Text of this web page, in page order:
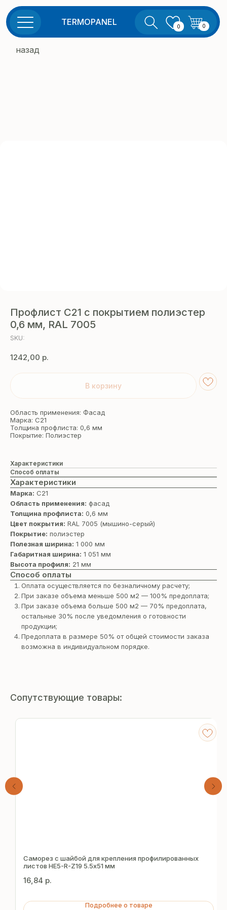
0
TERMOPANEL
назад
Профлист С21 с покрытием полиэстер
0,6 мм, RAL 7005
SKU:
1242,00 р.
В корзину
Область применения: Фасад
Марка: С21
Толщина профлиста: 0,6 мм
Покрытие: Полиэстер
Характеристики
Способ оплаты
Характеристики
Марка: С21
Область применения: фасад
Толщина профлиста: 0,6 мм
Цвет покрытия: RAL 7005 (мышино-серый)
Покрытие: полиэстер
Полезная ширина: 1 000 мм
Габаритная ширина: 1 051 мм
Высота профиля: 21 мм
Способ оплаты
Оплата осуществляется по безналичному расчету;
При заказе объема меньше 500 м2 — 100% предоплата;
При заказе объема больше 500 м2 — 70% предоплата,
остальные 30% после уведомления о готовности
продукции;
Предоплата в размере 50% от общей стоимости заказа
возможна в индивидуальном порядке.
Сопутствующие товары:
Саморез с шайбой для крепления профилированных
листов HE5-R-Z19 5.5х51 мм
16,84 р.
Подробнее о товаре
бесплатный расчёт
за 15 минут
Отправьте заявку — и получите